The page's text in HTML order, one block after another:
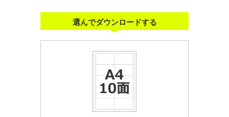
選んでダウンロードする